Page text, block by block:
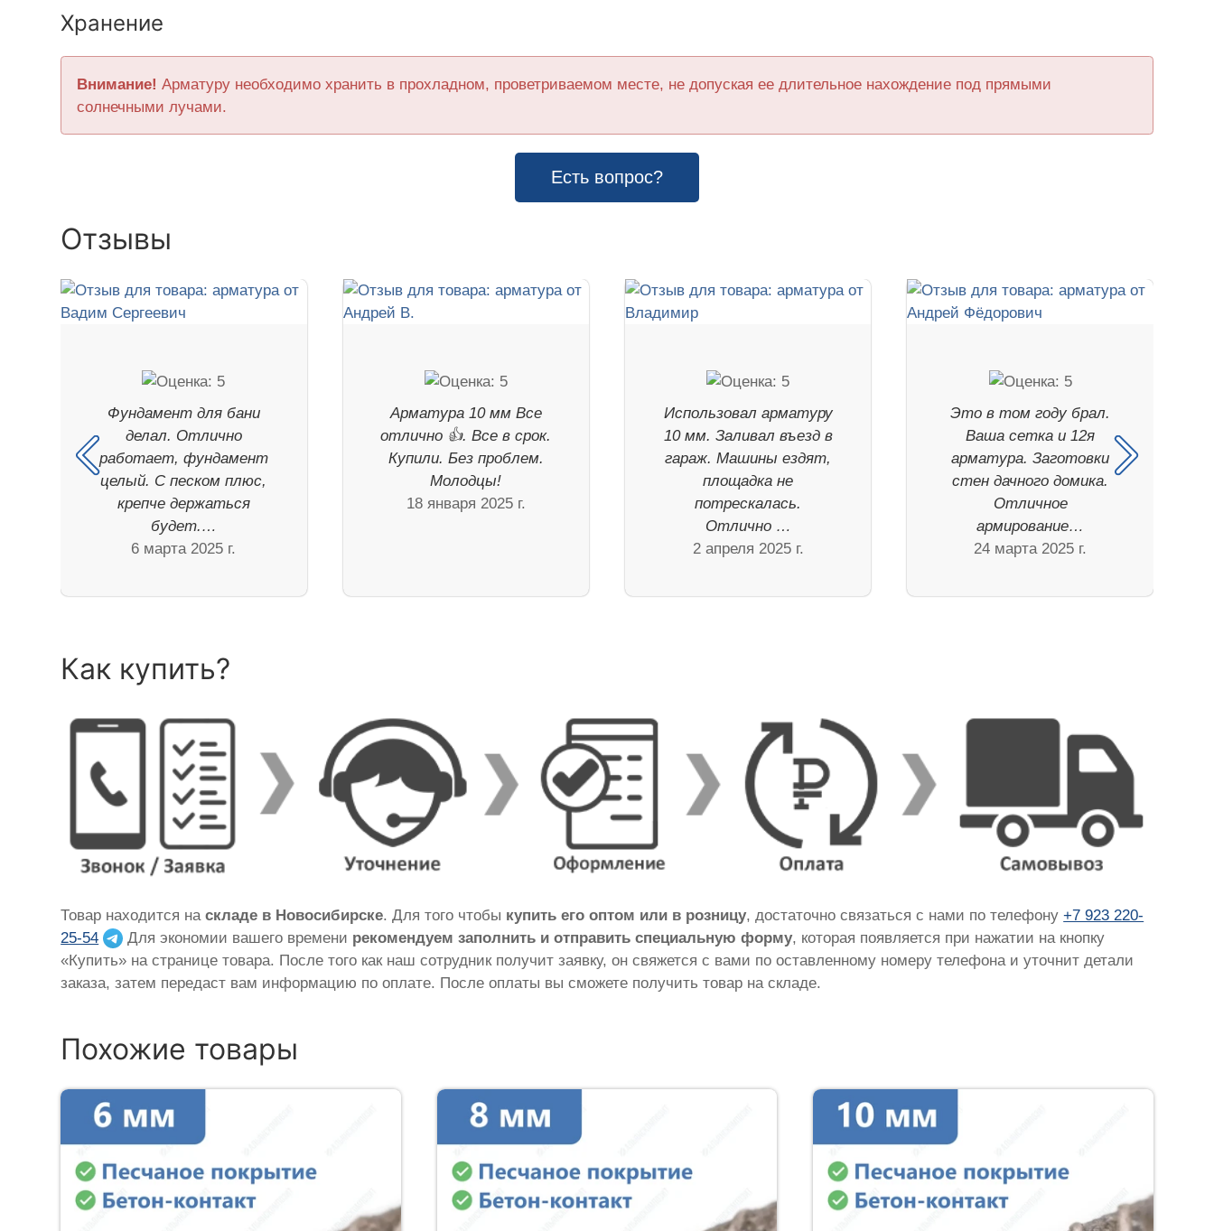
Хранение
Внимание! Арматуру необходимо хранить в прохладном, проветриваемом месте, не допуская ее длительное нахождение под прямыми
солнечными лучами.
Есть вопрос?
Отзывы
Фундамент для бани
делал. Отлично
работает, фундамент
целый. С песком плюс,
крепче держаться
будет.…
6 марта 2025 г.
Арматура 10 мм Все
отлично 👍. Все в срок.
Купили. Без проблем.
Молодцы!
18 января 2025 г.
Использовал арматуру
10 мм. Заливал въезд в
гараж. Машины ездят,
площадка не
потрескалась.
Отлично …
2 апреля 2025 г.
Это в том году брал.
Ваша сетка и 12я
арматура. Заготовки
стен дачного домика.
Отличное
армирование…
24 марта 2025 г.
Как купить?
Товар находится наскладе в Новосибирске. Для того чтобы купить его оптом или в розницу, достаточно связаться с нами по телефону+7 923 220-
25-54
Для экономии вашего времени рекомендуем заполнить и отправить специальную форму, которая появляется при нажатии на кнопку
«Купить» на странице товара. После того как наш сотрудник получит заявку, он свяжется с вами по оставленному номеру телефона и уточнит детали
заказа, затем передаст вам информацию по оплате. После оплаты вы сможете получить товар на складе.
Похожие товары